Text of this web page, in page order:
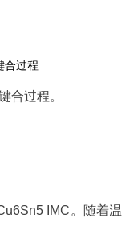
合过程。
IMC。随着温